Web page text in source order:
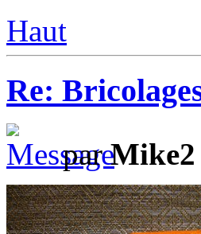
Haut
Re:
parMike2